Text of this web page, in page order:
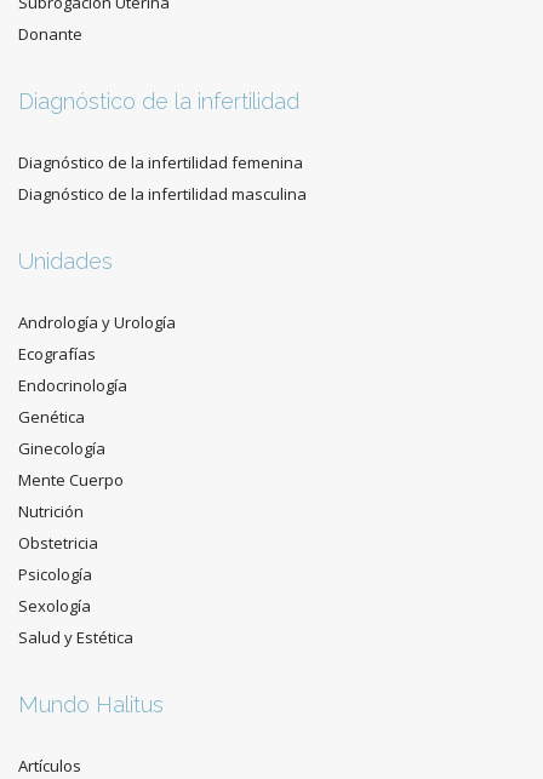
Donante
Diagnóstico de la infertilidad
Diagnóstico de la infertilidad femenina
Diagnóstico de la infertilidad masculina
Unidades
Andrología y Urología
Ecografías
Endocrinología
Genética
Ginecología
Mente Cuerpo
Nutrición
Obstetricia
Psicología
Sexología
Salud y Estética
Mundo Halitus
Artículos